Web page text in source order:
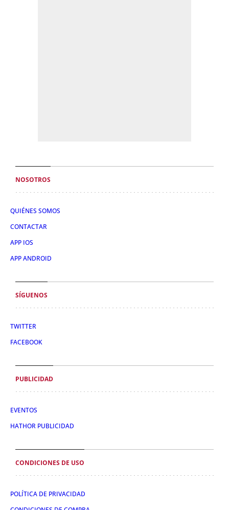
NOSOTROS
QUIÉNES SOMOS
CONTACTAR
APP IOS
APP ANDROID
SÍGUENOS
TWITTER
FACEBOOK
PUBLICIDAD
EVENTOS
HATHOR PUBLICIDAD
CONDICIONES DE USO
POLÍTICA DE PRIVACIDAD